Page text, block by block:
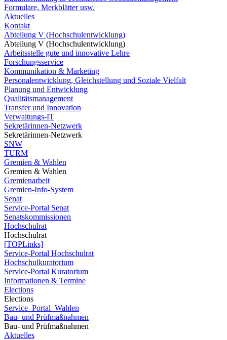
Formulare, Merkblätter usw.
Aktuelles
Kontakt
Abteilung V (Hochschulentwicklung)
Abteilung V (Hochschulentwicklung)
Arbeitsstelle gute und innovative Lehre
Forschungsservice
Kommunikation & Marketing
Personalentwicklung, Gleichstellung und Soziale Vielfalt
Planung und Entwicklung
Qualitätsmanagement
Transfer und Innovation
Verwaltungs-IT
Sekretärinnen-Netzwerk
Sekretärinnen-Netzwerk
SNW
TURM
Gremien & Wahlen
Gremien & Wahlen
Gremienarbeit
Gremien-Info-System
Senat
Service-Portal Senat
Senatskommissionen
Hochschulrat
Hochschulrat
[TOPLinks]
Service-Portal Hochschulrat
Hochschulkuratorium
Service-Portal Kuratorium
Informationen & Termine
Elections
Elections
Service_Portal_Wahlen
Bau- und Prüfmaßnahmen
Bau- und Prüfmaßnahmen
Aktuelles